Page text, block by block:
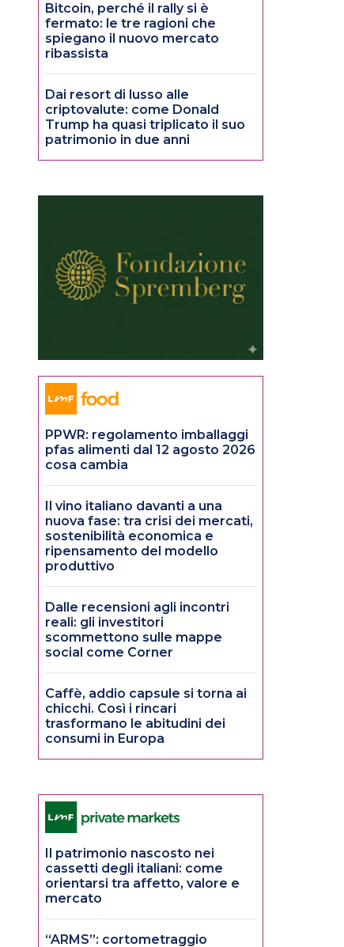
Bitcoin, perché il rally si è
fermato: le tre ragioni che
spiegano il nuovo mercato
ribassista
Dai resort di lusso alle
criptovalute: come Donald
Trump ha quasi triplicato il suo
patrimonio in due anni
PPWR: regolamento imballaggi
pfas alimenti dal 12 agosto 2026
cosa cambia
Il vino italiano davanti a una
nuova fase: tra crisi dei mercati,
sostenibilità economica e
ripensamento del modello
produttivo
Dalle recensioni agli incontri
reali: gli investitori
scommettono sulle mappe
social come Corner
Caffè, addio capsule si torna ai
chicchi. Così i rincari
trasformano le abitudini dei
consumi in Europa
Il patrimonio nascosto nei
cassetti degli italiani: come
orientarsi tra affetto, valore e
mercato
“ARMS”: cortometraggio